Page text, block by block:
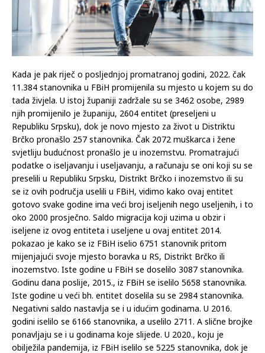
Kada je pak riječ o posljednjoj promatranoj godini, 2022. čak
11.384 stanovnika u FBiH promijenila su mjesto u kojem su do
tada živjela. U istoj županiji zadržale su se 3462 osobe, 2989
njih promijenilo je županiju, 2604 entitet (preseljeni u
Republiku Srpsku), dok je novo mjesto za život u Distriktu
Brčko pronašlo 257 stanovnika. Čak 2072 muškarca i žene
svjetliju budućnost pronašlo je u inozemstvu. Promatrajući
podatke o iseljavanju i useljavanju, a računaju se oni koji su se
preselili u Republiku Srpsku, Distrikt Brčko i inozemstvo ili su
se iz ovih područja uselili u FBiH, vidimo kako ovaj entitet
gotovo svake godine ima veći broj iseljenih nego useljenih, i to
oko 2000 prosječno. Saldo migracija koji uzima u obzir i
iseljene iz ovog entiteta i useljene u ovaj entitet 2014.
pokazao je kako se iz FBiH iselio 6751 stanovnik pritom
mijenjajući svoje mjesto boravka u RS, Distrikt Brčko ili
inozemstvo. Iste godine u FBiH se doselilo 3087 stanovnika.
Godinu dana poslije, 2015., iz FBiH se iselilo 5658 stanovnika.
Iste godine u veći bh. entitet doselila su se 2984 stanovnika.
Negativni saldo nastavlja se i u idućim godinama. U 2016.
godini iselilo se 6166 stanovnika, a uselilo 2711. A slične brojke
ponavljaju se i u godinama koje slijede. U 2020., koju je
obilježila pandemija, iz FBiH iselilo se 5225 stanovnika, dok je